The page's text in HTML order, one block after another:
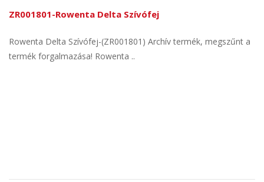
ZR001801-Rowenta Delta Szívófej
Rowenta Delta Szívófej-(ZR001801) Archív termék, megszűnt a
termék forgalmazása! Rowenta ..